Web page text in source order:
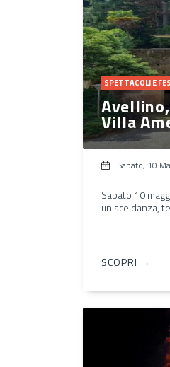
SPETTACOLI E
Villa
Sabato, 10
Sabato 10
unisce danza,
SCOPRI →